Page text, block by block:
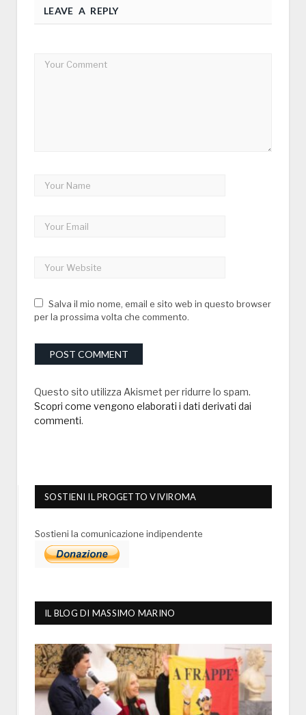
LEAVE A REPLY
Salva il mio nome, email e sito web in questo browser
per la prossima volta che commento.
Questo sito utilizza Akismet per ridurre lo spam.
Scopri come vengono elaborati i dati derivati dai
commenti.
SOSTIENI IL PROGETTO VIVIROMA
Sostieni la comunicazione indipendente
IL BLOG DI MASSIMO MARINO